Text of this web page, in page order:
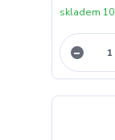
skladem